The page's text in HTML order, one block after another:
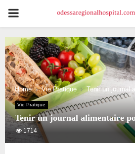
PRIMARY
MENU
Home Vie Pratique Tenir un journal
Vie Pratique
Tenir un journal alimentaire
1714